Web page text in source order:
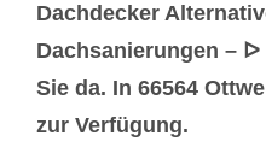
Dachdecker
Dachsanierungen –
Sie da. In 66564
zur Verfügung.